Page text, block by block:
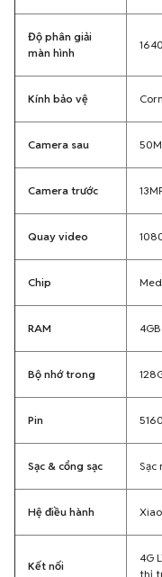
Độ phân giải
màn hình
Kính bảo vệ
Camera sau
Camera trước
Quay video
Chip
RAM
Bộ nhớ trong
Pin
Sạc & cổng sạc Sạc
Hệ điều hành
Kết nối
4G
thị